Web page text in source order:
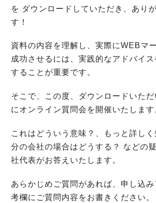
を ダウンロードしていただき、あり
す！
資料の内容を理解し、実際にWEBマ
成功させるには、実践的なアドバイ
することが重要です。
そこで、この度、ダウンロードいただ
にオンライン質問会を開催いたします
これはどういう意味？、もっと詳し
分の会社の場合はどうする？ などの
社代表がお答えいたします。
あらかじめご質問があれば、申し込
考欄にご質問内容をお書きください